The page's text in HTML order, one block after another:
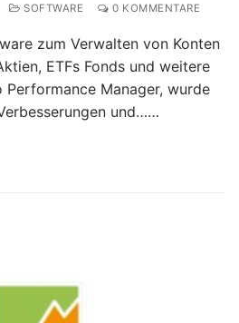
SOFTWARE 0 KOMMENTARE
zum Verwalten von Konten
ETFs Fonds und weitere
Manager, wurde
und……